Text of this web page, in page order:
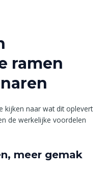
ramen
kijken naar wat dit oplevert
de werkelijke voordelen
meer gemak